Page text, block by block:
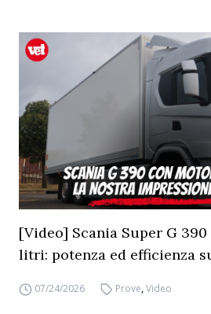
[Video] Scania Super G 390
litri: potenza ed efficienza
07/24/2026 Prove,Video